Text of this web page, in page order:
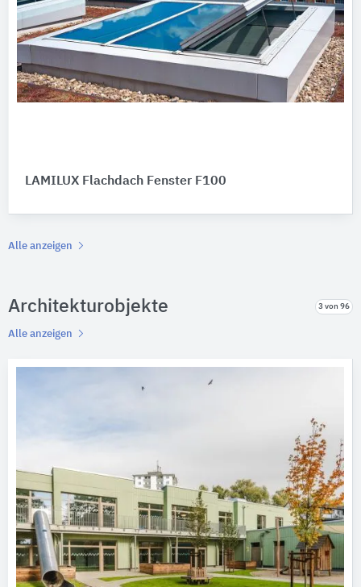
LAMILUX Flachdach Fenster F100
Alle anzeigen
Architekturobjekte 3 von 96
Alle anzeigen